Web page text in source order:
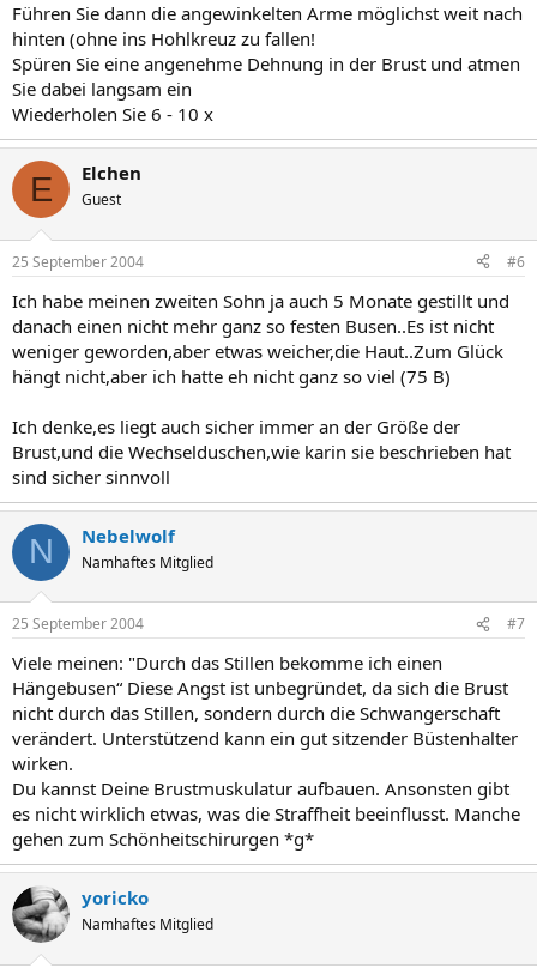
Führen Sie dann die angewinkelten Arme möglichst weit nach
hinten (ohne ins Hohlkreuz zu fallen!
Spüren Sie eine angenehme Dehnung in der Brust und atmen
Sie dabei langsam ein
Wiederholen Sie 6 - 10 x
E Elchen
Guest
25 September 2004 #6
Ich habe meinen zweiten Sohn ja auch 5 Monate gestillt und
danach einen nicht mehr ganz so festen Busen..Es ist nicht
weniger geworden,aber etwas weicher,die Haut..Zum Glück
hängt nicht,aber ich hatte eh nicht ganz so viel (75 B)
Ich denke,es liegt auch sicher immer an der Größe der
Brust,und die Wechselduschen,wie karin sie beschrieben hat
sind sicher sinnvoll
N Nebelwolf
Namhaftes Mitglied
25 September 2004 #7
Viele meinen: "Durch das Stillen bekomme ich einen
Hängebusen“ Diese Angst ist unbegründet, da sich die Brust
nicht durch das Stillen, sondern durch die Schwangerschaft
verändert. Unterstützend kann ein gut sitzender Büstenhalter
wirken.
Du kannst Deine Brustmuskulatur aufbauen. Ansonsten gibt
es nicht wirklich etwas, was die Straffheit beeinflusst. Manche
gehen zum Schönheitschirurgen *g*
yoricko
Namhaftes Mitglied